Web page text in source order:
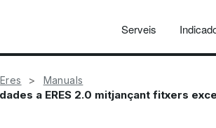
Serveis
Eres Manuals
a ERES 2.0 mitjançant fitxers